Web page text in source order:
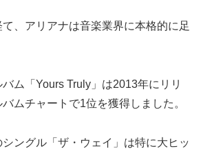
、アリアナは音楽業界に本格的に足
ム「Yours Truly」は2013年にリリ
ムチャートで1位を獲得しました。
ングル「ザ・ウェイ」は特に大ヒッ